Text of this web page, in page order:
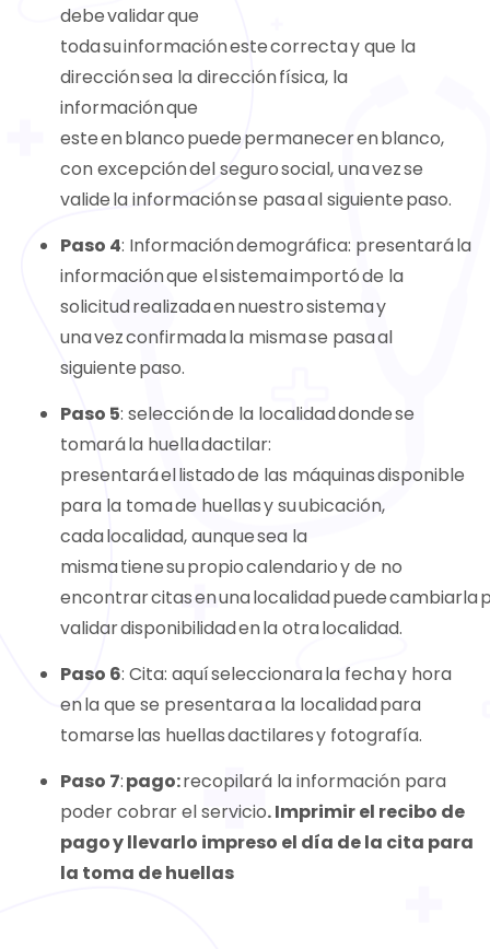
debe validar que
toda su información este correcta y que la
dirección sea la dirección física, la
información que
este en blanco puede permanecer en blanco,
con excepción del seguro social, una vez se
valide la información se pasa al siguiente paso.
Paso 4: Información demográfica: presentará la
información que el sistema importó de la
solicitud realizada en nuestro sistema y
una vez confirmada la misma se pasa al
siguiente paso.
Paso 5: selección de la localidad donde se
tomará la huella dactilar:
presentará el listado de las máquinas disponible
para la toma de huellas y su ubicación,
cada localidad, aunque sea la
misma tiene su propio calendario y de no
encontrar citas en una localidad puede cambiarla
validar disponibilidad en la otra localidad.
Paso 6: Cita: aquí seleccionara la fecha y hora
en la que se presentara a la localidad para
tomarse las huellas dactilares y fotografía.
Paso 7:pago:recopilará la información para
poder cobrar el servicio. Imprimir el recibo de
pago y llevarlo impreso el día de la cita para
la toma de huellas